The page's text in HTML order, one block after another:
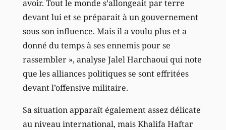
avoir. Tout le monde s’allongeait par terre
devant lui et se préparait à un gouvernement
sous son influence. Mais il a voulu plus et a
donné du temps à ses ennemis pour se
rassembler », analyse Jalel Harchaoui qui note
que les alliances politiques se sont effritées
devant l’offensive militaire.
Sa situation apparaît également assez délicate
au niveau international, mais Khalifa Haftar